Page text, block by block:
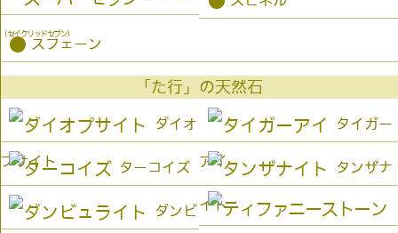
（セイクリッドセブン）
● スフェーン
「た行」の天然石
ダイオ
プサイト
タイガー
アイ
ターコイズ タンザナ
イト
ダンビ